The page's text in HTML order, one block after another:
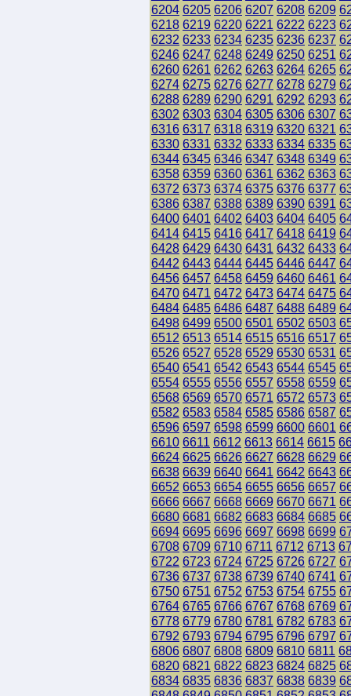
6204 6205 6206 6207 6208 6209
6218 6219 6220 6221 6222 6223
6232 6233 6234 6235 6236 6237
6246 6247 6248 6249 6250 6251
6260 6261 6262 6263 6264 6265
6274 6275 6276 6277 6278 6279
6288 6289 6290 6291 6292 6293
6302 6303 6304 6305 6306 6307
6316 6317 6318 6319 6320 6321
6330 6331 6332 6333 6334 6335
6344 6345 6346 6347 6348 6349
6358 6359 6360 6361 6362 6363
6372 6373 6374 6375 6376 6377
6386 6387 6388 6389 6390 6391
6400 6401 6402 6403 6404 6405
6414 6415 6416 6417 6418 6419
6428 6429 6430 6431 6432 6433
6442 6443 6444 6445 6446 6447
6456 6457 6458 6459 6460 6461
6470 6471 6472 6473 6474 6475
6484 6485 6486 6487 6488 6489
6498 6499 6500 6501 6502 6503
6512 6513 6514 6515 6516 6517
6526 6527 6528 6529 6530 6531
6540 6541 6542 6543 6544 6545
6554 6555 6556 6557 6558 6559
6568 6569 6570 6571 6572 6573
6582 6583 6584 6585 6586 6587
6596 6597 6598 6599 6600 6601
6610 6611 6612 6613 6614 6615
6624 6625 6626 6627 6628 6629
6638 6639 6640 6641 6642 6643
6652 6653 6654 6655 6656 6657
6666 6667 6668 6669 6670 6671
6680 6681 6682 6683 6684 6685
6694 6695 6696 6697 6698 6699
6708 6709 6710 6711 6712 6713
6722 6723 6724 6725 6726 6727
6736 6737 6738 6739 6740 6741
6750 6751 6752 6753 6754 6755
6764 6765 6766 6767 6768 6769
6778 6779 6780 6781 6782 6783
6792 6793 6794 6795 6796 6797
6806 6807 6808 6809 6810 6811
6820 6821 6822 6823 6824 6825
6834 6835 6836 6837 6838 6839